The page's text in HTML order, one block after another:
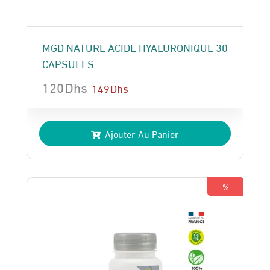
MGD NATURE ACIDE HYALURONIQUE 30
CAPSULES
149Dhs
prix
initial
était :
149 Dhs.
120Dhs
prix
actuel
est :
120 Dhs.
Ajouter Au Panier
%